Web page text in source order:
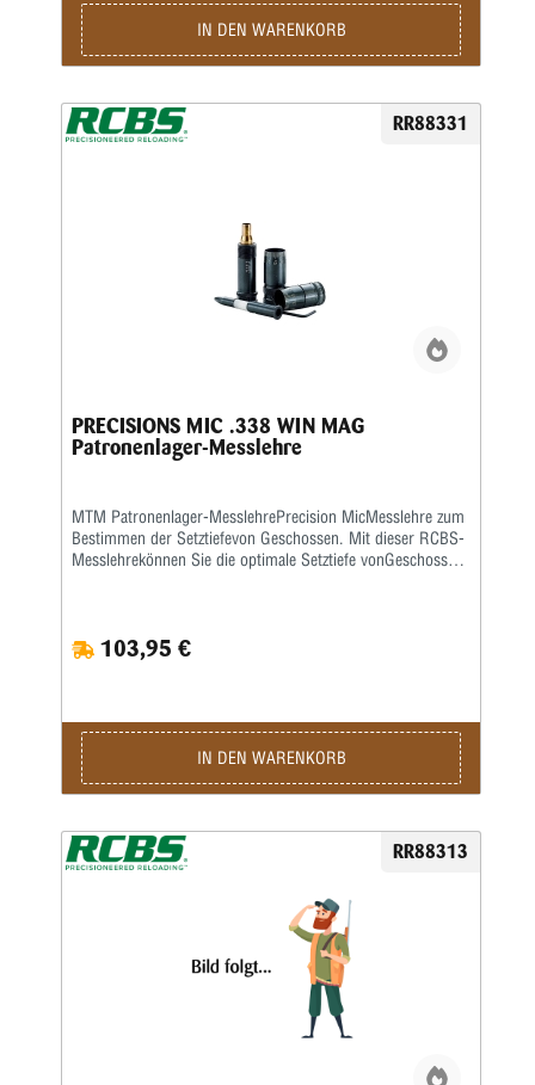
IN DEN WARENKORB
RR88331
PRECISIONS MIC .338 WIN MAG
Patronenlager-Messlehre
MTM Patronenlager-MesslehrePrecision MicMesslehre zum
Bestimmen der Setztiefevon Geschossen. Mit dieser RCBS-
Messlehrekönnen Sie die optimale Setztiefe vonGeschossen
deutschsprachigeBedienanleitung wird mitgeliefert.
103,95 €
IN DEN WARENKORB
RR88313